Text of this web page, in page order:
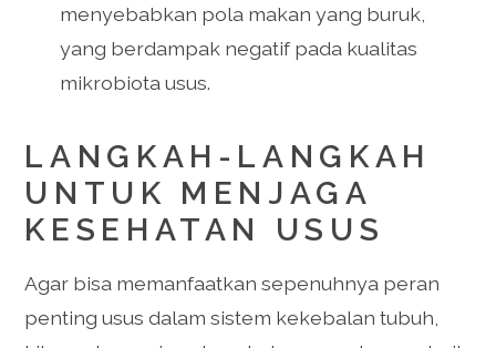
menyebabkan pola makan yang buruk,
yang berdampak negatif pada kualitas
mikrobiota usus.
LANGKAH-LANGKAH
UNTUK MENJAGA
KESEHATAN USUS
Agar bisa memanfaatkan sepenuhnya peran
penting usus dalam sistem kekebalan tubuh,